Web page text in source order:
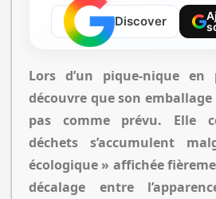
Discover
Lors d’un pique-nique en
découvre que son
pas comme prévu. Elle
déchets s’accumulent
écologique » affichée
décalage entre